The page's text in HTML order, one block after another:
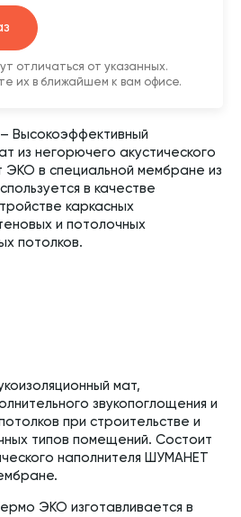
отличаться от указанных.
их в ближайшем к вам офисе.
Высокоэффективный
из негорючего акустического
ЭКО в специальной мембране из
в качестве
каркасных
и потолочных
потолков.
мат,
звукопоглощения и
при строительстве и
типов помещений. Состоит
наполнителя ШУМАНЕТ
ЭКО изготавливается в